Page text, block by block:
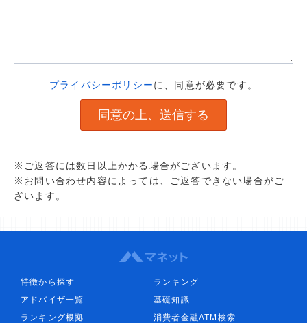
プライバシーポリシーに、同意が必要です。
※ご返答には数日以上かかる場合がございます。
※お問い合わせ内容によっては、ご返答できない場合がご
ざいます。
特徴から探す
ランキング
アドバイザ一覧
基礎知識
ランキング根拠
消費者金融ATM検索